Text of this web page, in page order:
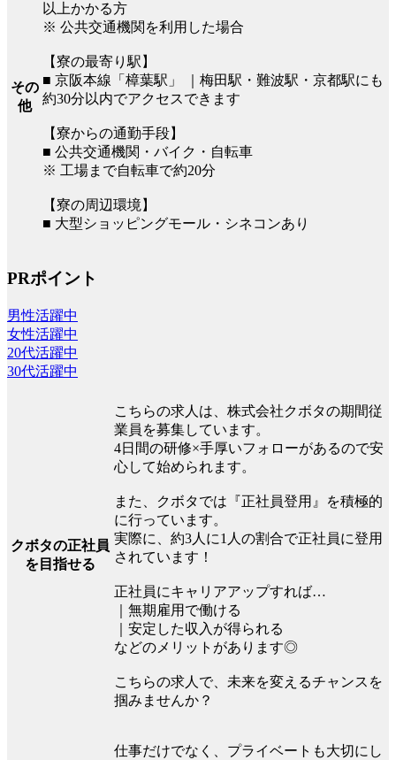
その
他
以上かかる方
※ 公共交通機関を利用した場合
【寮の最寄り駅】
■ 京阪本線「樟葉駅」 ｜梅田駅・難波駅・京都駅にも
約30分以内でアクセスできます
【寮からの通勤手段】
■ 公共交通機関・バイク・自転車
※ 工場まで自転車で約20分
【寮の周辺環境】
■ 大型ショッピングモール・シネコンあり
PRポイント
男性活躍中
女性活躍中
20代活躍中
30代活躍中
クボタの正社員
を目指せる
こちらの求人は、株式会社クボタの期間従
業員を募集しています。
4日間の研修×手厚いフォローがあるので安
心して始められます。
また、クボタでは『正社員登用』を積極的
に行っています。
実際に、約3人に1人の割合で正社員に登用
されています！
正社員にキャリアアップすれば…
｜無期雇用で働ける
｜安定した収入が得られる
などのメリットがあります◎
こちらの求人で、未来を変えるチャンスを
掴みませんか？
仕事だけでなく、プライベートも大切にし